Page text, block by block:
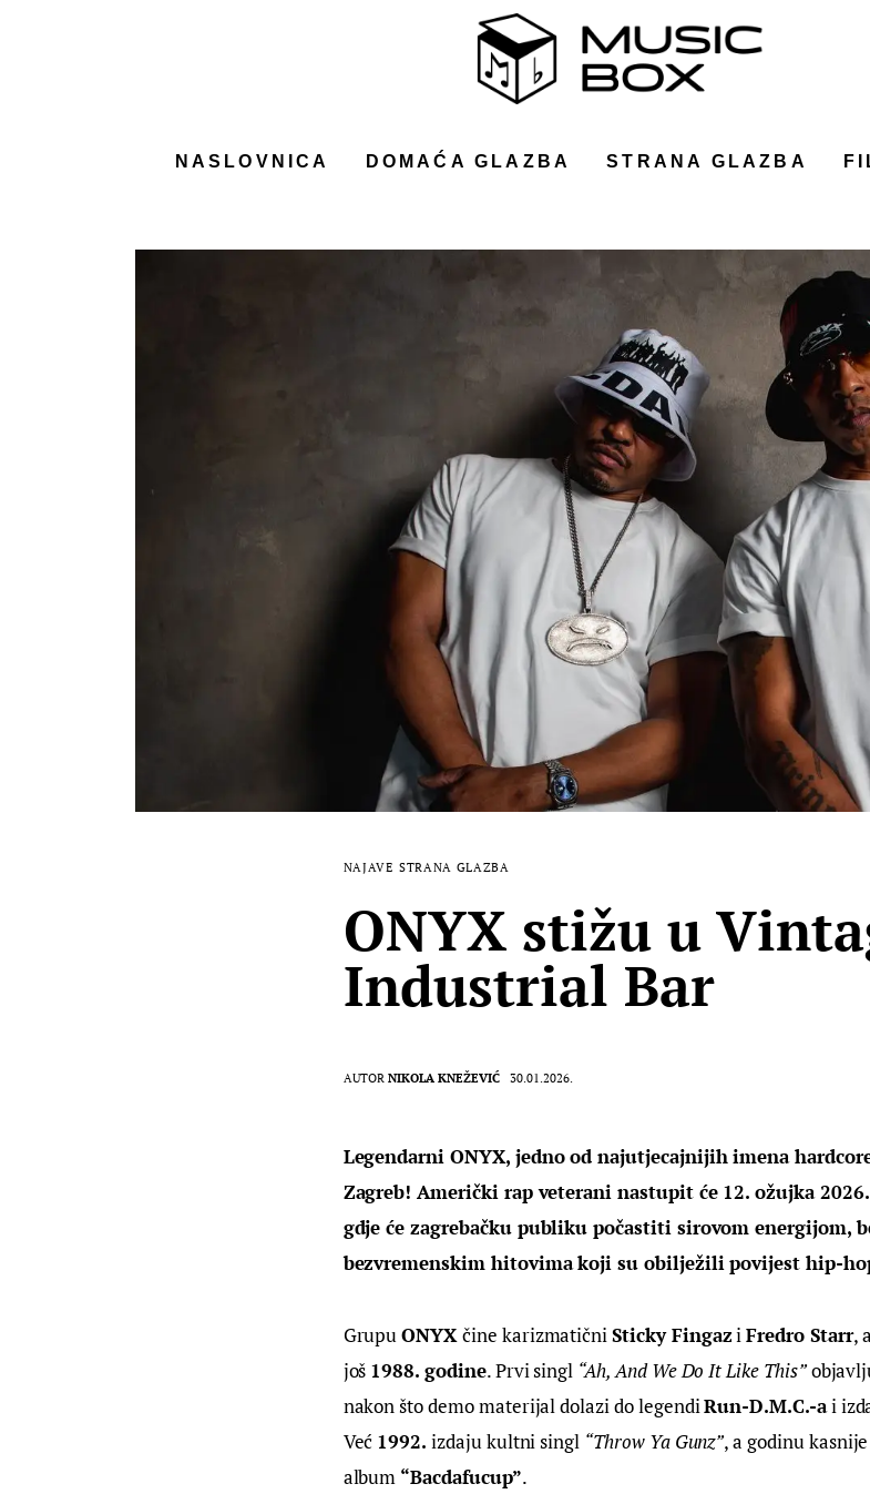
NASLOVNICA DOMAĆA GLAZBA STRANA GLAZBA
NAJAVE STRANA GLAZBA
ONYX stižu u
Industrial Bar
AUTOR NIKOLA KNEŽEVIĆ 30.01.2026.
Legendarni ONYX, jedno od najutjecajnijih imena
Zagreb! Američki rap veterani nastupit će 12. ožujka
gdje će zagrebačku publiku počastiti sirovom energijom,
bezvremenskim hitovima koji su obilježili povijest hip-
Grupu ONYX čine karizmatični Sticky Fingaz i Fredro Starr,
još 1988. godine. Prvi singl “Ah, And We Do It Like This”
nakon što demo materijal dolazi do legendi Run-D.M.C.-a i
Već 1992. izdaju kultni singl “Throw Ya Gunz”, a godinu
album “Bacdafucup”.